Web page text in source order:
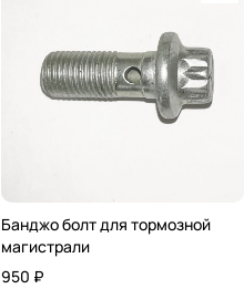
Банджо болт для тормозной
магистрали
950 ₽